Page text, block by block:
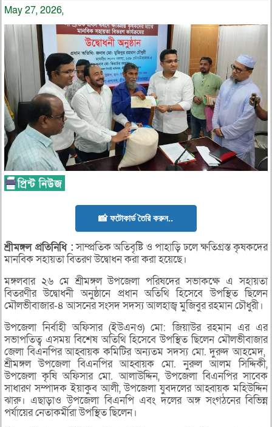
May 27, 2026,
📸 ফটোকার্ড তৈরি করুন..
শ্রীমঙ্গলপ্রতিনিধি :সাম্প্রতিক অতিবৃষ্টি ও পাহাড়ি ঢলে ক্ষতিগ্রস্ত কৃষকদের
মানবিক সহায়তা বিতরণ উদ্বোধন করা করা হয়েছে।
মঙ্গলবার ২৬ মে শ্রীমঙ্গল উপজেলা পরিষদের সভাকক্ষে এ সহায়তা
বিতরণীর উদ্বোধনী অনুষ্ঠানে প্রধান অতিথি হিসেবে উপস্থিত ছিলেন
মৌলভীবাজার-৪ আসনের সংসদ সদস্য আলহাজ্ব মুজিবুর রহমান চৌধুরী।
উপজেলা নির্বাহী অফিসার (ইউএনও) মো: জিয়াউর রহমান এর এর
সভাপতিত্ব এসময় বিশেষ অতিথি হিসেবে উপস্থিত ছিলেন মৌলভীবাজার
জেলা বিএনপির আহ্বায়ক কমিটির অন্যতম সদস্য মো. দুরুদ আহমেদ,
শ্রীমঙ্গল উপজেলা বিএনপির আহ্বায়ক মো. নুরুল আলম সিদ্দিকী,
উপজেলা কৃষি অফিসার মো. আলাউদ্দিন, উপজেলা বিএনপির সাবেক
সাধারণ সম্পাদক ইয়াকুব আলী, উপজেলা যুবদলের আহ্বায়ক মহিউদ্দিন
ঝারু। এছাড়াও উপজেলা বিএনপি এবং দলের অঙ্গ সংগঠনের বিভিন্ন
পর্যায়ের নেতাকর্মীরা উপস্থিত ছিলেন।